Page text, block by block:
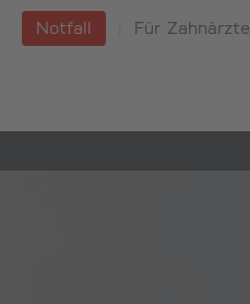
Notfall Für Zahnärzte